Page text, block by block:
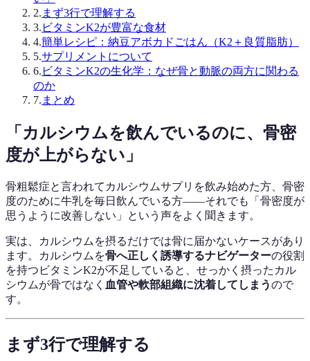
2. まず3行で理解する
3. ビタミンK2が豊富な食材
4.簡単レシピ：納豆アボカドごはん（K2＋良質脂肪）
5.サプリメントについて
6. ビタミンK2の生化学：なぜ骨と動脈の両方に関わる
のか
7. まとめ
「カルシウムを飲んでいるのに、骨密
度が上がらない」
骨粗鬆症と言われてカルシウムサプリを飲み始めた方、骨密
度のために牛乳を毎日飲んでいる方——それでも「骨密度が
思うように改善しない」という声をよく聞きます。
実は、カルシウムを摂るだけでは骨に届かないケースがあり
ます。カルシウムを骨へ正しく誘導するナビゲーターの役割
を持つビタミンK2が不足していると、せっかく摂ったカル
シウムが骨ではなく 血管や軟部組織に沈着してしまうので
す。
まず3行で理解する